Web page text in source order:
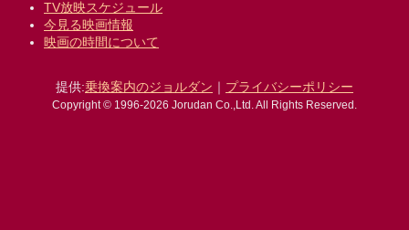
TV放映スケジュール
今見る映画情報
映画の時間について
提供:乗換案内のジョルダン ｜ プライバシーポリシー
Copyright © 1996-2026 Jorudan Co.,Ltd. All Rights Reserved.